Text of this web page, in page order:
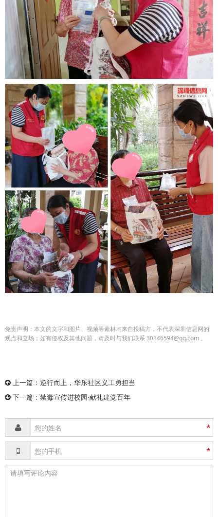
免责声明：本文的文字和图片、视频等素材均来自投稿方，不代表深圳信息网的
观点和立场；如有侵权及其他问题，请及时与我们联系 30346594@qq.com 。
上一篇： 逆行而上，华乐社区义工勇担当
下一篇： 禁毒宣传进校园·献礼建党百年
*
*